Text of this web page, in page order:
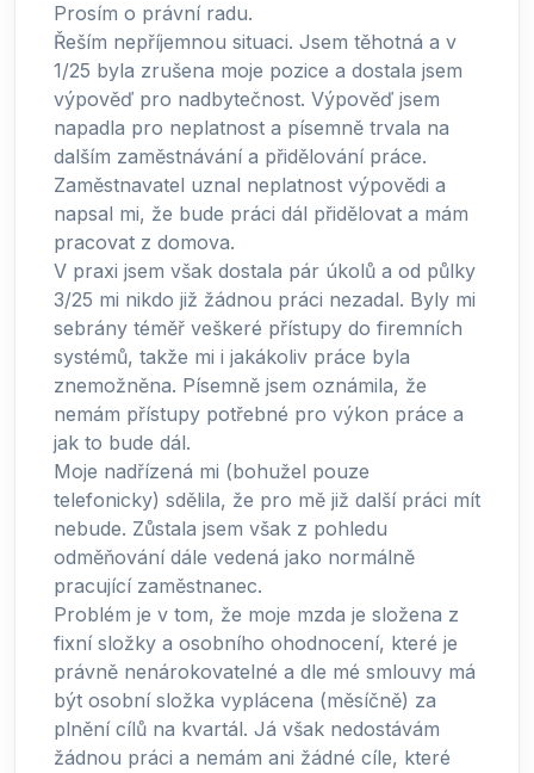
Prosím o právní radu.
Řeším nepříjemnou situaci. Jsem těhotná a v
1/25 byla zrušena moje pozice a dostala jsem
výpověď pro nadbytečnost. Výpověď jsem
napadla pro neplatnost a písemně trvala na
dalším zaměstnávání a přidělování práce.
Zaměstnavatel uznal neplatnost výpovědi a
napsal mi, že bude práci dál přidělovat a mám
pracovat z domova.
V praxi jsem však dostala pár úkolů a od půlky
3/25 mi nikdo již žádnou práci nezadal. Byly mi
sebrány téměř veškeré přístupy do firemních
systémů, takže mi i jakákoliv práce byla
znemožněna. Písemně jsem oznámila, že
nemám přístupy potřebné pro výkon práce a
jak to bude dál.
Moje nadřízená mi (bohužel pouze
telefonicky) sdělila, že pro mě již další práci mít
nebude. Zůstala jsem však z pohledu
odměňování dále vedená jako normálně
pracující zaměstnanec.
Problém je v tom, že moje mzda je složena z
fixní složky a osobního ohodnocení, které je
právně nenárokovatelné a dle mé smlouvy má
být osobní složka vyplácena (měsíčně) za
plnění cílů na kvartál. Já však nedostávám
žádnou práci a nemám ani žádné cíle, které